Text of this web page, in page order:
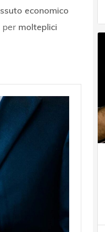
economico
permolteplici